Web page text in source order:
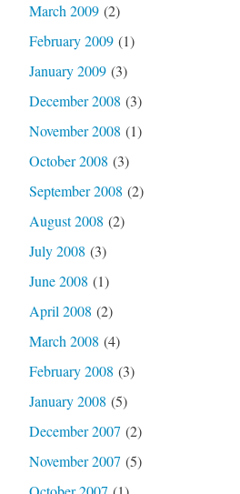
March 2009(2)
February 2009(1)
January 2009(3)
December 2008 (3)
November 2008 (1)
October 2008 (3)
September 2008 (2)
August 2008 (2)
July 2008 (3)
June 2008 (1)
April 2008 (2)
March 2008 (4)
February 2008 (3)
January 2008 (5)
December 2007 (2)
November 2007 (5)